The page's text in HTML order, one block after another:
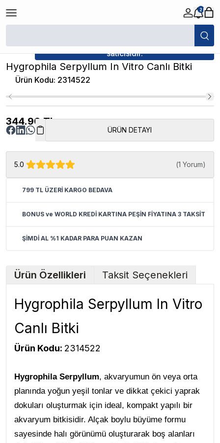
2
/
satıcısıdır.
Hygrophila Serpyllum In Vitro Canlı Bitki
Ürün Kodu: 2314522
344.90 TL
ÜRÜN DETAYI
5.0 (1 Yorum)
799 TL ÜZERİ KARGO BEDAVA
BONUS ve WORLD KREDİ KARTINA PEŞİN FİYATINA 3 TAKSİT
ŞİMDİ AL %1 KADAR PARA PUAN KAZAN
Ürün Özellikleri Taksit Seçenekleri
Hygrophila Serpyllum In Vitro
Canlı Bitki
Ürün Kodu: 2314522
Hygrophila Serpyllum, akvaryumun ön veya orta
planında yoğun yeşil tonlar ve dikkat çekici yaprak
dokuları oluşturmak için ideal, kompakt yapılı bir
akvaryum bitkisidir. Alçak boylu büyüme formu
sayesinde halı görünümü oluşturarak boş alanları